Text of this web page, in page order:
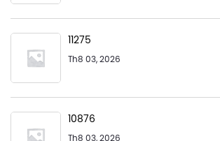
11275
Th8 03, 2026
10876
Th8 03, 2026